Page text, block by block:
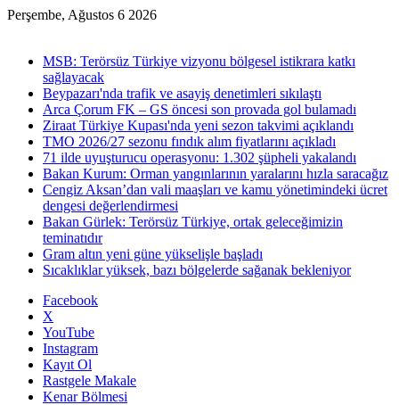
Perşembe, Ağustos 6 2026
MSB: Terörsüz Türkiye vizyonu bölgesel istikrara katkı
sağlayacak
Beypazarı'nda trafik ve asayiş denetimleri sıkılaştı
Arca Çorum FK – GS öncesi son provada gol bulamadı
Ziraat Türkiye Kupası'nda yeni sezon takvimi açıklandı
TMO 2026/27 sezonu fındık alım fiyatlarını açıkladı
71 ilde uyuşturucu operasyonu: 1.302 şüpheli yakalandı
Bakan Kurum: Orman yangınlarının yaralarını hızla saracağız
Cengiz Aksan’dan vali maaşları ve kamu yönetimindeki ücret
dengesi değerlendirmesi
Bakan Gürlek: Terörsüz Türkiye, ortak geleceğimizin
teminatıdır
Gram altın yeni güne yükselişle başladı
Sıcaklıklar yüksek, bazı bölgelerde sağanak bekleniyor
Facebook
X
YouTube
Instagram
Kayıt Ol
Rastgele Makale
Kenar Bölmesi